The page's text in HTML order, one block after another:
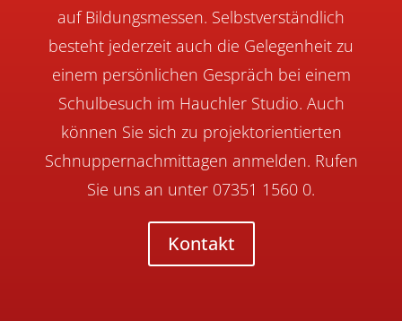
auf Bildungsmessen. Selbstverständlich
besteht jederzeit auch die Gelegenheit zu
einem persönlichen Gespräch bei einem
Schulbesuch im Hauchler Studio. Auch
können Sie sich zu projektorientierten
Schnuppernachmittagen anmelden. Rufen
Sie uns an unter 07351 1560 0.
Kontakt